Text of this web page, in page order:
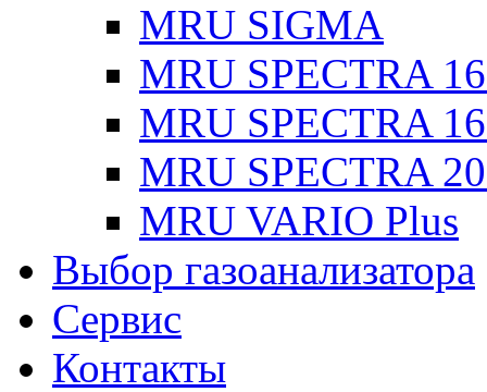
MRU SIGMA
MRU SPECTRA
MRU SPECTRA
MRU SPECTRA
MRU VARIO Plus
Выбор газоанализатора
Сервис
Контакты